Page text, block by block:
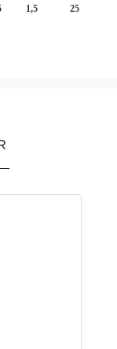
1,5 25